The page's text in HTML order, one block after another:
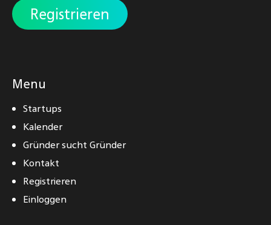
Registrieren
Menu
Startups
Kalender
Gründer sucht Gründer
Kontakt
Registrieren
Einloggen